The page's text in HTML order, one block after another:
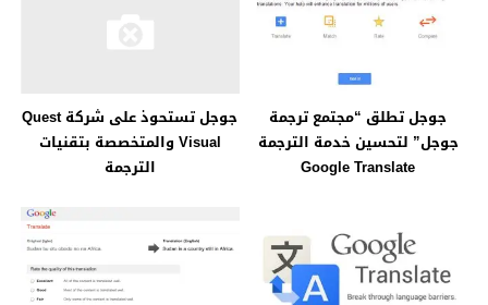
جوجل تطلق “مجتمع ترجمة
جوجل” لتحسين خدمة الترجمة
Google Translate
جوجل تستحوذ على شركة Quest
Visual والمتخصصة بتقنيات
الترجمة